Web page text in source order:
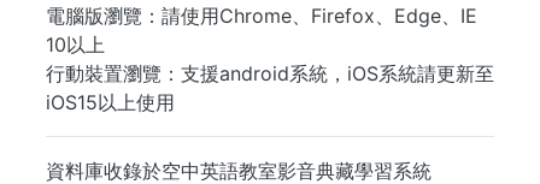
電腦版瀏覽：請使用Chrome、Firefox、Edge、IE
10以上
行動裝置瀏覽：支援android系統，iOS系統請更新至
iOS15以上使用
資料庫收錄於空中英語教室影音典藏學習系統